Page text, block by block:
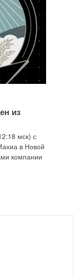
из
мск) с
в Новой
компании